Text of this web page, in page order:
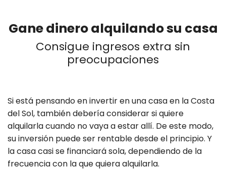
Gane dinero alquilando su casa
Consigue ingresos extra sin
preocupaciones
Si está pensando en invertir en una casa en la Costa
del Sol, también debería considerar si quiere
alquilarla cuando no vaya a estar allí. De este modo,
su inversión puede ser rentable desde el principio. Y
la casa casi se financiará sola, dependiendo de la
frecuencia con la que quiera alquilarla.